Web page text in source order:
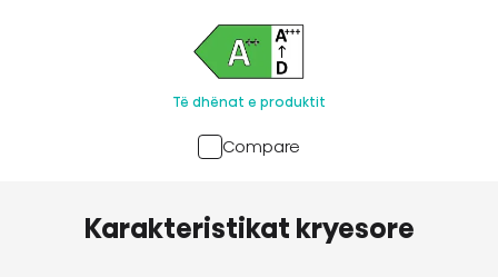
Të dhënat e produktit
Compare
Karakteristikat kryesore